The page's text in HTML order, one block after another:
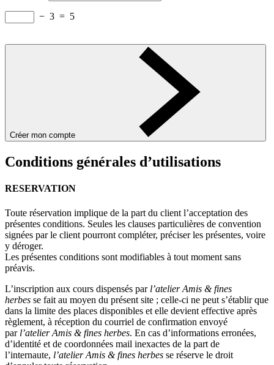
− 3 = 5
Créer mon compte
Conditions générales d’utilisations
RESERVATION
Toute réservation implique de la part du client l’acceptation des
présentes conditions. Seules les clauses particulières de convention
signées par le client pourront compléter, préciser les présentes, voire
y déroger.
Les présentes conditions sont modifiables à tout moment sans
préavis.
L’inscription aux cours dispensés par l’atelier Amis & fines
herbes se fait au moyen du présent site ; celle-ci ne peut s’établir que
dans la limite des places disponibles et elle devient effective après
règlement, à réception du courriel de confirmation envoyé
par l’atelier Amis & fines herbes. En cas d’informations erronées,
d’identité et de coordonnées mail inexactes de la part de
l’internaute, l’atelier Amis & fines herbes se réserve le droit